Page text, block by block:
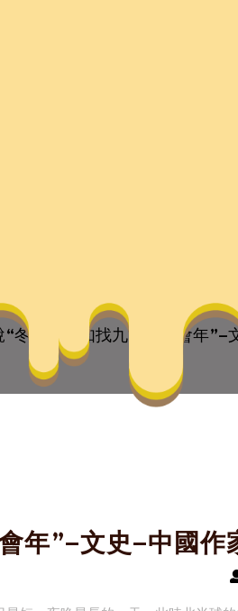
九宮格聚
are the children of your soul,
“冬至年夜如找九宮格聚會年”–
年”–文史–中國作